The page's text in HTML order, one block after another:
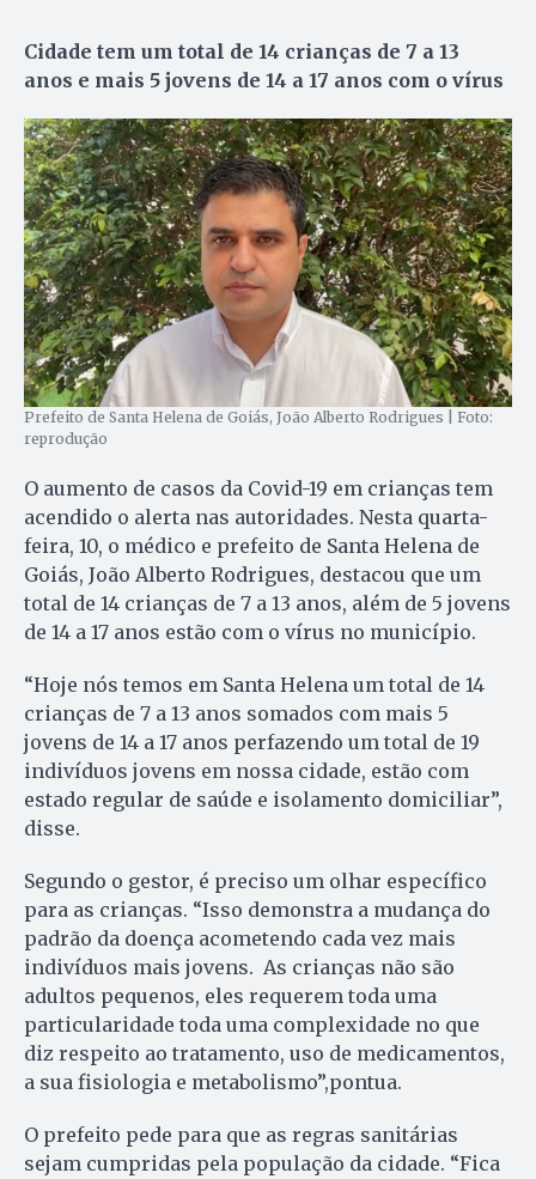
Cidade tem um total de 14 crianças de 7 a 13
anos e mais 5 jovens de 14 a 17 anos com o vírus
Prefeito de Santa Helena de Goiás, João Alberto Rodrigues | Foto:
reprodução
O aumento de casos da Covid-19 em crianças tem
acendido o alerta nas autoridades. Nesta quarta-
feira, 10, o médico e prefeito de Santa Helena de
Goiás, João Alberto Rodrigues, destacou que um
total de 14 crianças de 7 a 13 anos, além de 5 jovens
de 14 a 17 anos estão com o vírus no município.
“Hoje nós temos em Santa Helena um total de 14
crianças de 7 a 13 anos somados com mais 5
jovens de 14 a 17 anos perfazendo um total de 19
indivíduos jovens em nossa cidade, estão com
estado regular de saúde e isolamento domiciliar”,
disse.
Segundo o gestor, é preciso um olhar específico
para as crianças. “Isso demonstra a mudança do
padrão da doença acometendo cada vez mais
indivíduos mais jovens. As crianças não são
adultos pequenos, eles requerem toda uma
particularidade toda uma complexidade no que
diz respeito ao tratamento, uso de medicamentos,
a sua fisiologia e metabolismo”,pontua.
O prefeito pede para que as regras sanitárias
sejam cumpridas pela população da cidade. “Fica